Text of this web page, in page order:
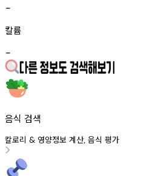
-
칼륨
-
음식 검색
칼로리 & 영양정보 계산, 음식 평가